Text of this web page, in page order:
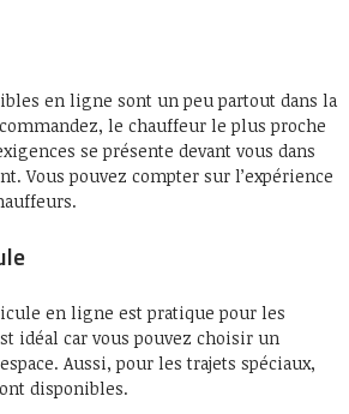
en ligne sont un peu partout dans la
le chauffeur le plus proche
se présente devant vous dans
Vous pouvez compter sur l’expérience
en ligne est pratique pour les
idéal car vous pouvez choisir un
Aussi, pour les trajets spéciaux,
disponibles.